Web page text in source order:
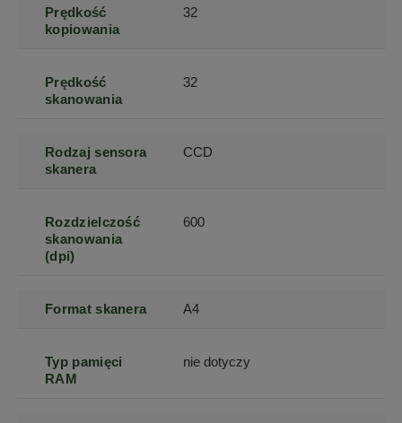
Prędkość
kopiowania
32
Prędkość
skanowania
32
Rodzaj sensora
skanera
CCD
Rozdzielczość
skanowania
(dpi)
600
Format skanera A4
Typ pamięci
RAM
nie dotyczy